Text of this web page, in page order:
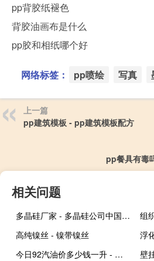
pp背胶纸褪色
背胶油画布是什么
pp胶和相纸哪个好
网络标签： pp喷绘 写真
上一篇
pp建筑模板 - pp建筑模板配方
pp餐具有毒
相关问题
多晶硅厂家 - 多晶硅公司中国十强
组
高纯镍丝 - 镍带镍丝
浮
今日92汽油价多少钱一升 - 四川汽油油价今日价格